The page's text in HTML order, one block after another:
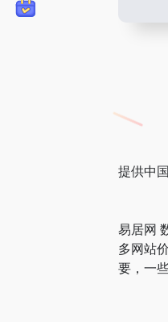
提供中
易居网
多网站
要，一